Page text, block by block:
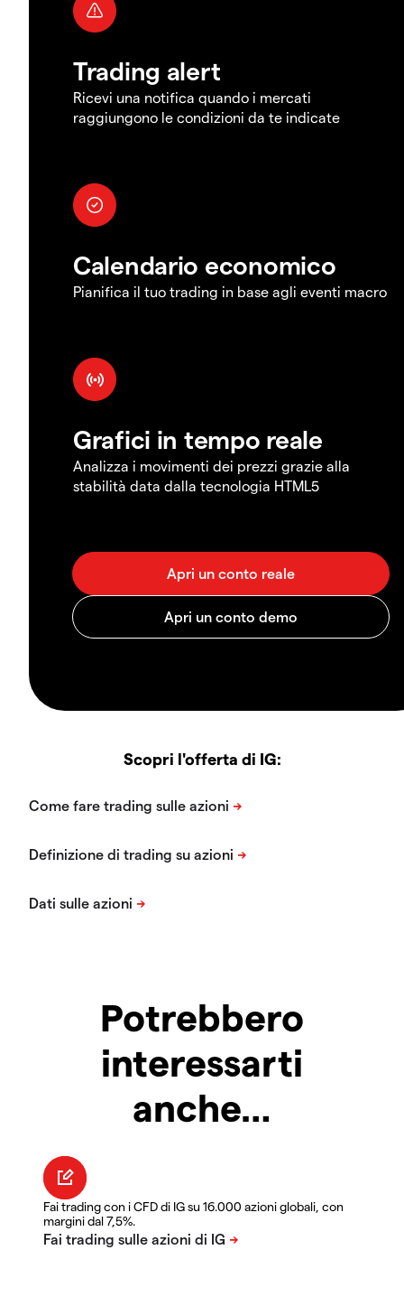
Trading alert
Ricevi una notifica quando i mercati
raggiungono le condizioni da te indicate
Calendario economico
Pianifica il tuo trading in base agli eventi macro
Grafici in tempo reale
Analizza i movimenti dei prezzi grazie alla
stabilità data dalla tecnologia HTML5
Scopri l'offerta di IG:
Potrebbero
interessarti
anche…
Fai trading con i CFD di IG su 16.000 azioni globali, con
margini dal 7,5%.